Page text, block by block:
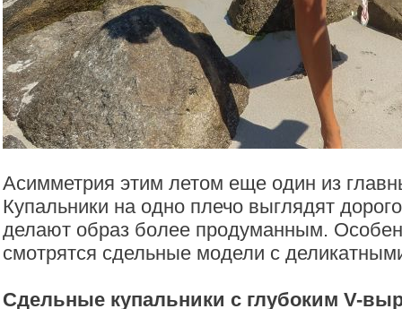
Асимметрия этим летом еще один из
Купальники на одно плечо выглядят
делают образ более продуманным.
смотрятся сдельные модели с
Сдельные купальники с глубоким V-